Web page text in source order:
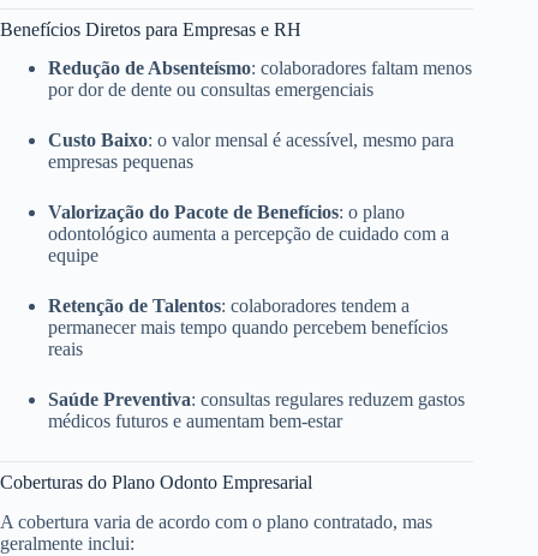
Benefícios Diretos para Empresas e RH
Redução de Absenteísmo: colaboradores faltam menos
por dor de dente ou consultas emergenciais
Custo Baixo: o valor mensal é acessível, mesmo para
empresas pequenas
Valorização do Pacote de Benefícios: o plano
odontológico aumenta a percepção de cuidado com a
equipe
Retenção de Talentos: colaboradores tendem a
permanecer mais tempo quando percebem benefícios
reais
Saúde Preventiva: consultas regulares reduzem gastos
médicos futuros e aumentam bem-estar
Coberturas do Plano Odonto Empresarial
A cobertura varia de acordo com o plano contratado, mas
geralmente inclui: